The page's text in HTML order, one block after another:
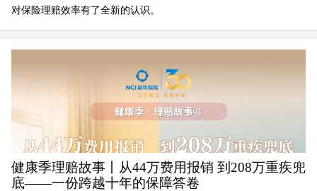
对保险理赔效率有了全新的认识。
健康季理赔故事丨从44万费用报销 到208万重疾兜
底——一份跨越十年的保障答卷